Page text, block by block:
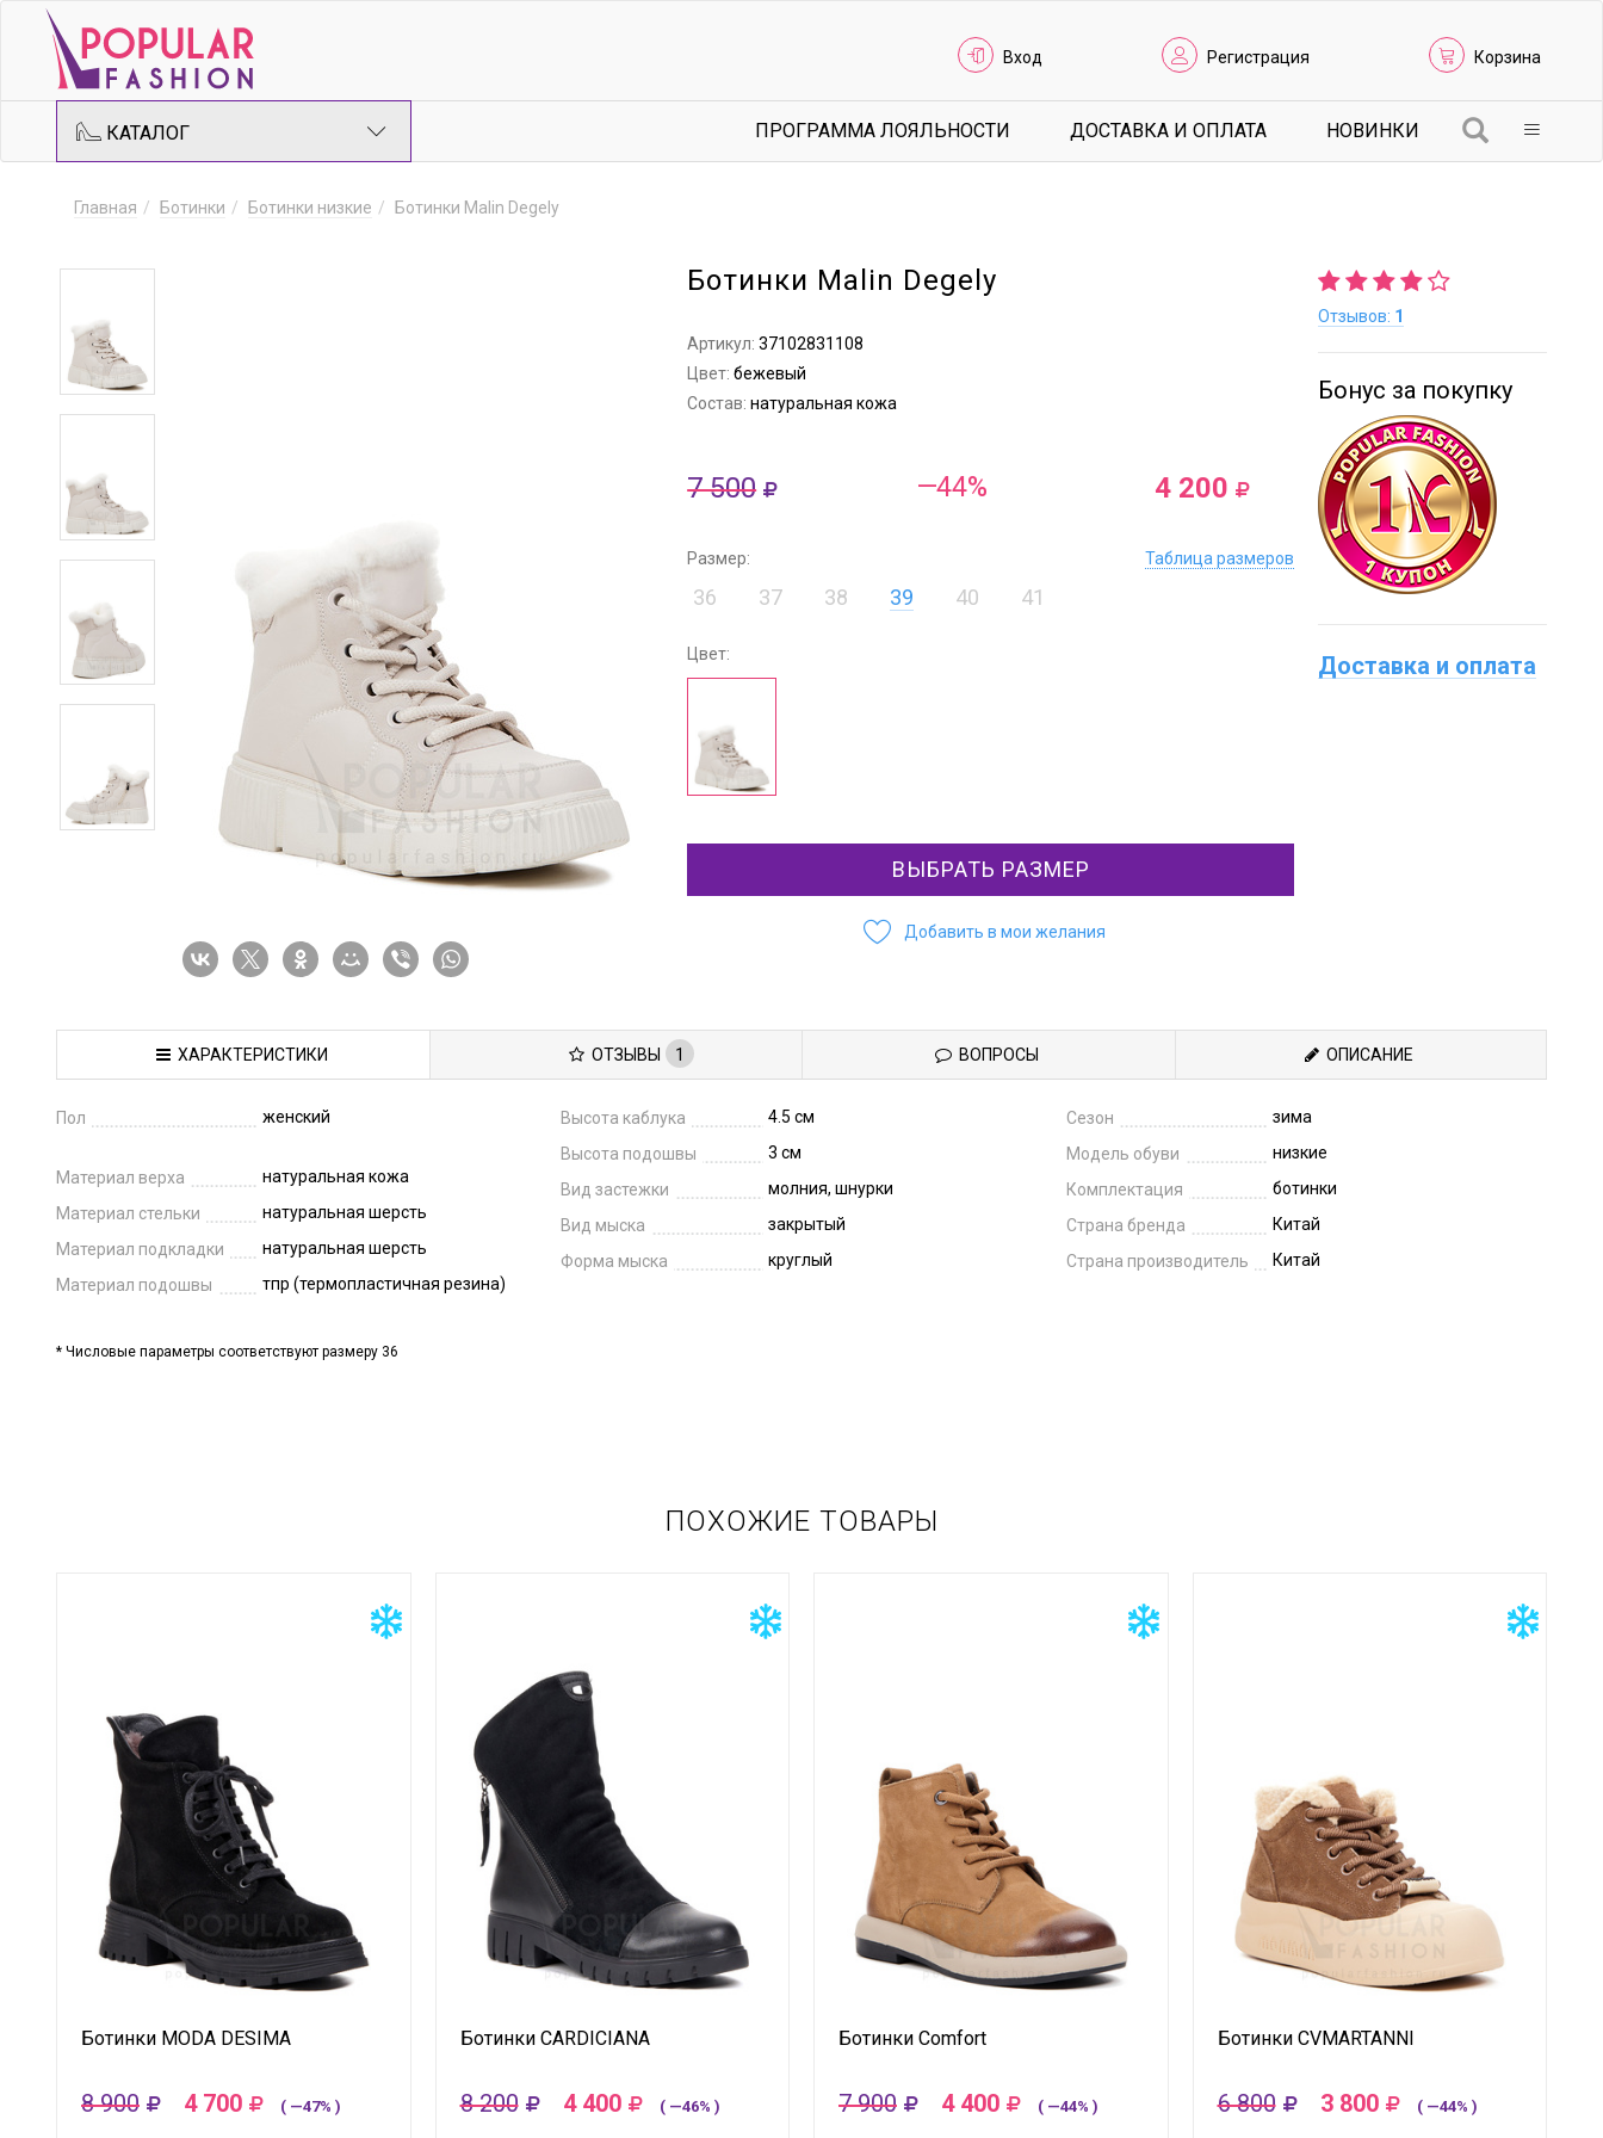
Вход Регистрация Корзина
КАТАЛОГ ПРОГРАММА ЛОЯЛЬНОСТИ ДОСТАВКА И ОПЛАТА НОВИНКИ
Главная Ботинки Ботинки низкие Ботинки Malin Degely
Ботинки Malin Degely
Артикул:37102831108
Цвет:бежевый
Состав:натуральная кожа
7 500 —44% 4 200
Размер: Таблица размеров
36 37 38 39 40 41
Цвет:
ВЫБРАТЬ РАЗМЕР
Добавить в мои желания
Отзывов: 1
Бонус за покупку
Доставка и оплата
ХАРАКТЕРИСТИКИ ОТЗЫВЫ 1 ВОПРОСЫ ОПИСАНИЕ
Пол женский
Материал верха
натуральная кожа
Материал стельки
натуральная шерсть
Материал подкладки
натуральная шерсть
Материал подошвы
тпр (термопластичная резина)
Высота каблука
4.5 см
Высота подошвы
3 см
Вид застежки
молния, шнурки
Вид мыска
закрытый
Форма мыска
круглый
Сезон
зима
Модель обуви
низкие
Комплектация
ботинки
Страна бренда
Китай
Страна производитель
Китай
* Числовые параметры соответствуют размеру 36
ПОХОЖИЕ ТОВАРЫ
Ботинки MODA DESIMA
8 900 4 700 ( —47% )
Ботинки CARDICIANA
8 200 4 400 ( —46% )
Ботинки Comfort
7 900 4 400 ( —44% )
Ботинки CVMARTANNI
6 800 3 800 ( —44% )